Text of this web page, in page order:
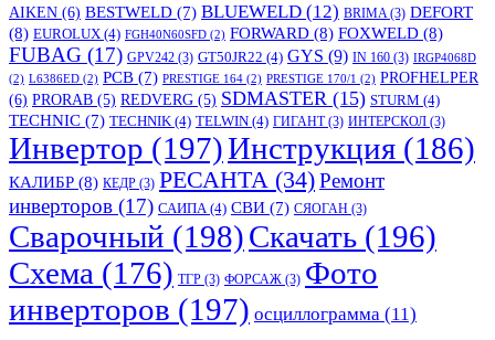
AIKEN (6) BESTWELD (7) BLUEWELD (12) BRIMA(3) DEFORT
(8) EUROLUX (4) FGH40N60SFD (2) FORWARD (8) FOXWELD (8)
FUBAG (17) GPV242 (3) GT50JR22 (4) GYS (9) IN 160 (3) IRGP4068D
(2) L6386ED (2) PCB (7) PRESTIGE 164 (2) PRESTIGE 170/1 (2) PROFHELPER
(6) PRORAB (5) REDVERG (5) SDMASTER (15) STURM (4)
TECHNIC (7) TECHNIK (4) TELWIN (4) ГИГАНТ(3) ИНТЕРСКОЛ (3)
Инвертор (197)Инструкция (186)
КАЛИБР (8) КЕДР (3) РЕСАНТА (34)Ремонт
инверторов (17) САИПА(4) СВИ (7) СЯОГАН (3)
Сварочный (198)Скачать (196)
Схема (176) ТГР (3) ФОРСАЖ (3) Фото
инверторов (197) осциллограмма (11)